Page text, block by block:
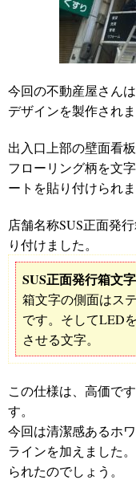
今回の不動産屋さん
デザインを製作されま
出入口上部の壁面看
フローリング柄を文
ートを貼り付けられま
店舗名称SUS正面発
り付けました。
SUS正面発行箱文字
箱文字の側面はス
です。そしてLED
させる文字。
この仕様は、高価で
す。
今回は清潔感あるホ
ラインを加えました
られたのでしょう。